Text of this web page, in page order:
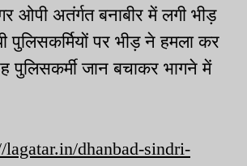
ओपी अतंर्गत बनाबीर में लगी भीड़
पुलिसकर्मियों पर भीड़ ने हमला कर
पुलिसकर्मी जान बचाकर भागने में
lagatar.in/dhanbad-sindri-